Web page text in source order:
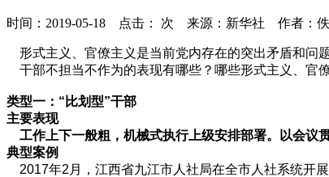
时间：2019-05-18 点击： 次 来源：新华社 作者：
形式主义、官僚主义是当前党内存在的突出矛盾和问题
干部不担当不作为的表现有哪些？哪些形式主义、官
类型一：“比划型”干部
主要表现
工作上下一般粗，机械式执行上级安排部署。以会议
典型案例
2017年2月，江西省九江市人社局在全市人社系统开